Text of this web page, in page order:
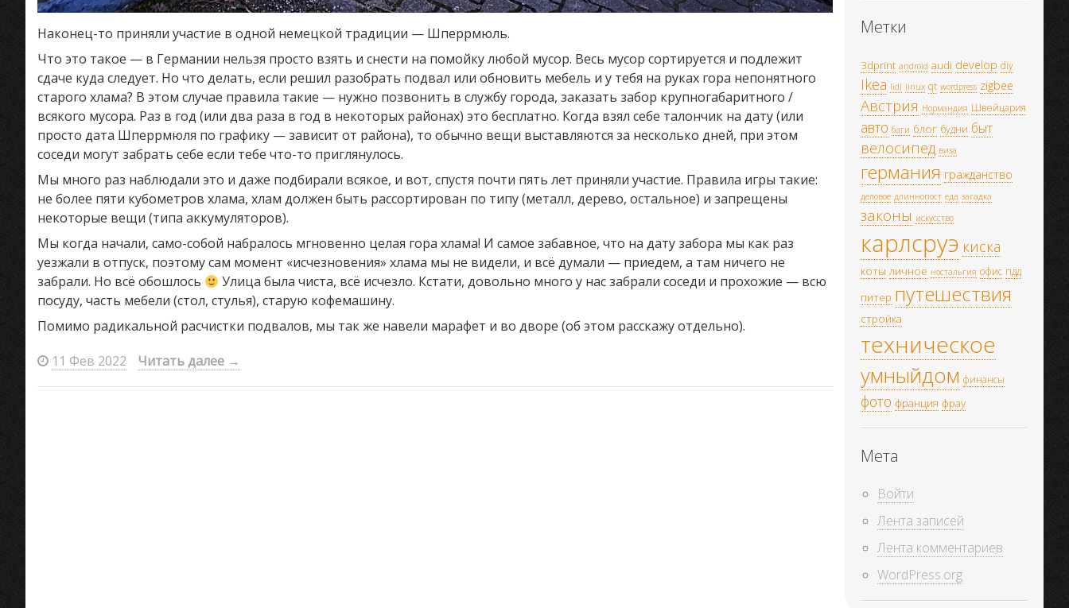
Наконец-то приняли участие в одной немецкой традиции — Шперрмюль.
Что это такое — в Германии нельзя просто взять и снести на помойку любой мусор. Весь мусор сортируется и подлежит
сдаче куда следует. Но что делать, если решил разобрать подвал или обновить мебель и у тебя на руках гора непонятного
старого хлама? В этом случае правила такие — нужно позвонить в службу города, заказать забор крупногабаритного /
всякого мусора. Раз в год (или два раза в год в некоторых районах) это бесплатно. Когда взял себе талончик на дату (или
просто дата Шперрмюля по графику — зависит от района), то обычно вещи выставляются за несколько дней, при этом
соседи могут забрать себе если тебе что-то приглянулось.
Мы много раз наблюдали это и даже подбирали всякое, и вот, спустя почти пять лет приняли участие. Правила игры такие:
не более пяти кубометров хлама, хлам должен быть рассортирован по типу (металл, дерево, остальное) и запрещены
некоторые вещи (типа аккумуляторов).
Мы когда начали, само-собой набралось мгновенно целая гора хлама! И самое забавное, что на дату забора мы как раз
уезжали в отпуск, поэтому сам момент «исчезновения» хлама мы не видели, и всё думали — приедем, а там ничего не
забрали. Но всё обошлось
Улица была чиста, всё исчезло. Кстати, довольно много у нас забрали соседи и прохожие — всю
посуду, часть мебели (стол, стулья), старую кофемашину.
Помимо радикальной расчистки подвалов, мы так же навели марафет и во дворе (об этом расскажу отдельно).
11 Фев 2022
Читать далее →
Метки
3dprint android audi develop diy
Ikea lidl linux qt wordpress zigbee
Австрия Нормандия Швейцария
авто баги блог будни быт
велосипед виза
германия гражданство
деловое длиннопост еда загадка
законы искусство
карлсруэ киска
коты личное ностальгия офис пдд
питер путешествия
стройка
техническое
умныйдом финансы
фото франция фрау
Мета
Войти
Лента записей
Лента комментариев
WordPress.org